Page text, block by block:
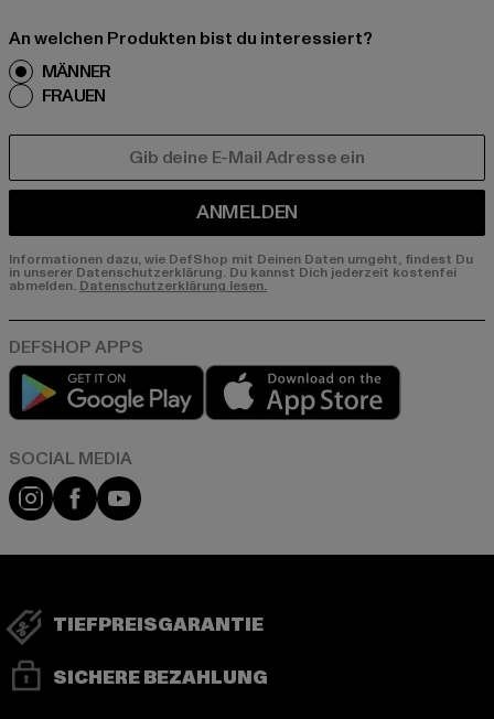
An welchen Produkten bist du interessiert?
MÄNNER
FRAUEN
ANMELDEN
Informationen dazu, wie DefShop mit Deinen Daten umgeht, findest Du
in unserer Datenschutzerklärung. Du kannst Dich jederzeit kostenfei
abmelden. Datenschutzerklärung lesen.
Play market
Instagram
FacebookYouTube
TIEFPREISGARANTIE
SICHERE BEZAHLUNG